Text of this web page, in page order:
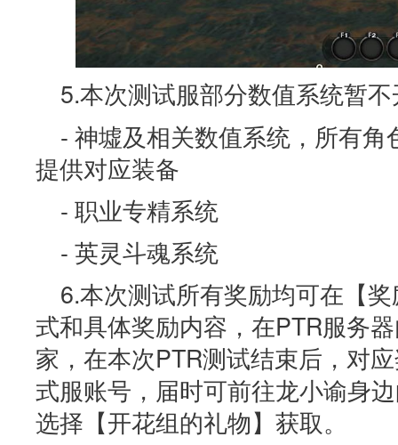
5.本次测试服部分数值系统暂
- 神墟及相关数值系统，所有
提供对应装备
- 职业专精系统
- 英灵斗魂系统
6.本次测试所有奖励均可在【
式和具体奖励内容，在PTR服务
家，在本次PTR测试结束后，对
式服账号，届时可前往龙小谕身
选择【开花组的礼物】获取。